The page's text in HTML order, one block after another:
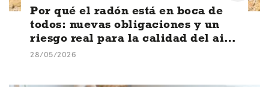
Por qué el radón está en boca de
todos: nuevas obligaciones y un
riesgo real para la calidad del aire
interior
28/05/2026